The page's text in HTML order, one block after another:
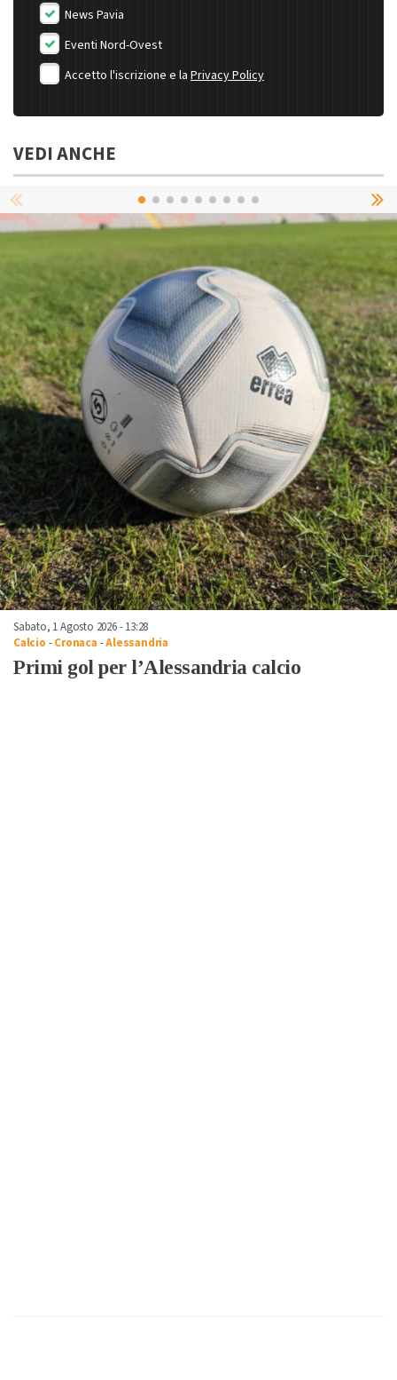
News Pavia
Eventi Nord-Ovest
Accetto l'iscrizione e la Privacy Policy
VEDI ANCHE
Sabato, 1 Agosto 2026 - 13:28
Calcio -Cronaca -Alessandria
Primi gol per l’Alessandria calcio